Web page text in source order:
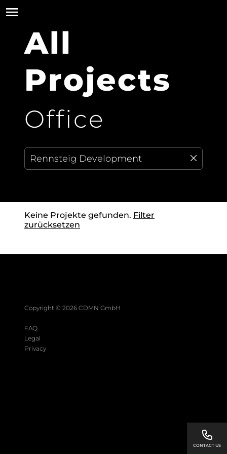
All
Projects
Office
Keine Projekte gefunden. Filter
zurücksetzen
Copyright © 2026 CDMN GmbH
FAQ
Legal
Privacy
CONTACT US